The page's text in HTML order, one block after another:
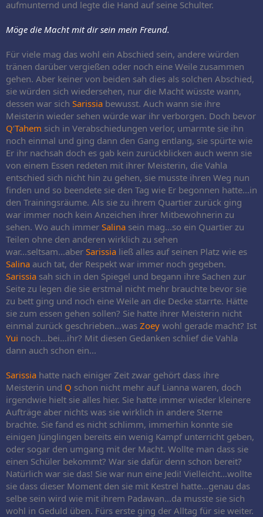
aufmunternd und legte die Hand auf seine Schulter.
Möge die Macht mit dir sein mein Freund.
Für viele mag das wohl ein Abschied sein, andere würden
tränen darüber vergießen oder noch eine Weile zusammen
gehen. Aber keiner von beiden sah dies als solchen Abschied,
sie würden sich wiedersehen, nur die Macht wüsste wann,
dessen war sich Sarissia bewusst. Auch wann sie ihre
Meisterin wieder sehen würde war ihr verborgen. Doch bevor
Q‘Tahem sich in Verabschiedungen verlor, umarmte sie ihn
noch einmal und ging dann den Gang entlang, sie spürte wie
Er ihr nachsah doch es gab kein zurückblicken auch wenn sie
von einem Essen redeten mit ihrer Meisterin, die Vahla
entschied sich nicht hin zu gehen, sie musste ihren Weg nun
finden und so beendete sie den Tag wie Er begonnen hatte...in
den Trainingsräume. Als sie zu ihrem Quartier zurück ging
war immer noch kein Anzeichen ihrer Mitbewohnerin zu
sehen. Wo auch immer Salina sein mag...so ein Quartier zu
Teilen ohne den anderen wirklich zu sehen
war...seltsam...aber Sarissia ließ alles auf seinen Platz wie es
Salina auch tat, der Respekt war immer noch gegeben.
Sarissia sah sich in den Spiegel und begann ihre Sachen zur
Seite zu legen die sie erstmal nicht mehr brauchte bevor sie
zu bett ging und noch eine Weile an die Decke starrte. Hätte
sie zum essen gehen sollen? Sie hatte ihrer Meisterin nicht
einmal zurück geschrieben...was Zoey wohl gerade macht? Ist
Yui noch...bei...ihr? Mit diesen Gedanken schlief die Vahla
dann auch schon ein...
Sarissia hatte nach einiger Zeit zwar gehört dass ihre
Meisterin und Q schon nicht mehr auf Lianna waren, doch
irgendwie hielt sie alles hier. Sie hatte immer wieder kleinere
Aufträge aber nichts was sie wirklich in andere Sterne
brachte. Sie fand es nicht schlimm, immerhin konnte sie
einigen Jünglingen bereits ein wenig Kampf unterricht geben,
oder sogar den umgang mit der Macht. Wollte man dass sie
einen Schüler bekommt? War sie dafür denn schon bereit?
Natürlich war sie das! Sie war nun eine Jedi! Vielleicht...wollte
sie dass dieser Moment den sie mit Kestrel hatte...genau das
selbe sein wird wie mit ihrem Padawan...da musste sie sich
wohl in Geduld üben. Fürs erste ging der Alltag für sie weiter.